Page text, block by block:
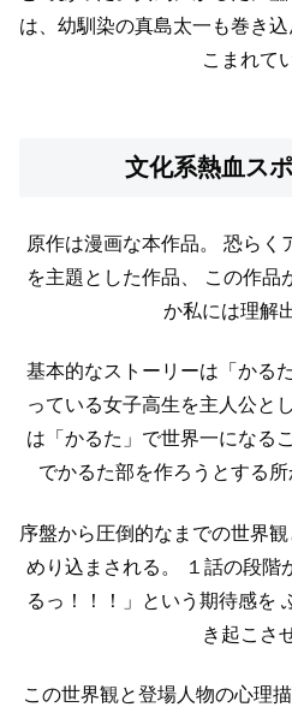
は、幼馴染の真島太一も巻き
こまれて
文化系熱血ス
原作は漫画な本作品。
恐らく
を主題とした作品、
この作品
か私には理解
基本的なストーリーは「かる
っている女子高生を主人公と
は「かるた」で世界一になる
でかるた部を作ろうとする
序盤から圧倒的なまでの世界
めり込まされる。
１話の段階
るっ！！！」という期待感を
き起こさ
この世界観と登場人物の心理